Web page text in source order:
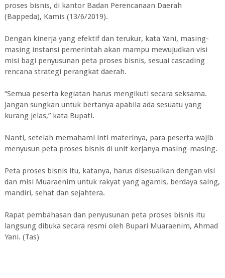
proses bisnis, di kantor Badan Perencanaan Daerah
(Bappeda), Kamis (13/6/2019).
Dengan kinerja yang efektif dan terukur, kata Yani, masing-
masing instansi pemerintah akan mampu mewujudkan visi
misi bagi penyusunan peta proses bisnis, sesuai cascading
rencana strategi perangkat daerah.
“Semua peserta kegiatan harus mengikuti secara seksama.
Jangan sungkan untuk bertanya apabila ada sesuatu yang
kurang jelas,” kata Bupati.
Nanti, setelah memahami inti materinya, para peserta wajib
menyusun peta proses bisnis di unit kerjanya masing-masing.
Peta proses bisnis itu, katanya, harus disesuaikan dengan visi
dan misi Muaraenim untuk rakyat yang agamis, berdaya saing,
mandiri, sehat dan sejahtera.
Rapat pembahasan dan penyusunan peta proses bisnis itu
langsung dibuka secara resmi oleh Bupari Muaraenim, Ahmad
Yani. (Tas)